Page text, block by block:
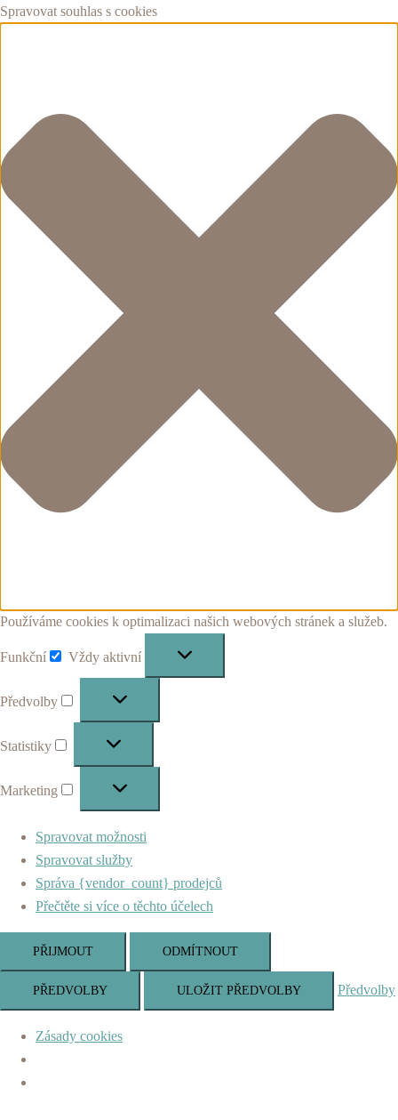
Spravovat souhlas s cookies
Používáme cookies k optimalizaci našich webových stránek a služeb.
Funkční
Funkční
Vždy aktivní
Předvolby
Statistiky
Marketing
Spravovat možnosti
Spravovat služby
Správa {vendor_count} prodejců
Přečtěte si více o těchto účelech
PŘIJMOUT ODMÍTNOUT
PŘEDVOLBY ULOŽIT PŘEDVOLBY Předvolby
Zásady cookies